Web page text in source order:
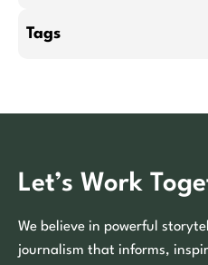
Tags
Let’s Work
We believe in powerful
journalism that informs,